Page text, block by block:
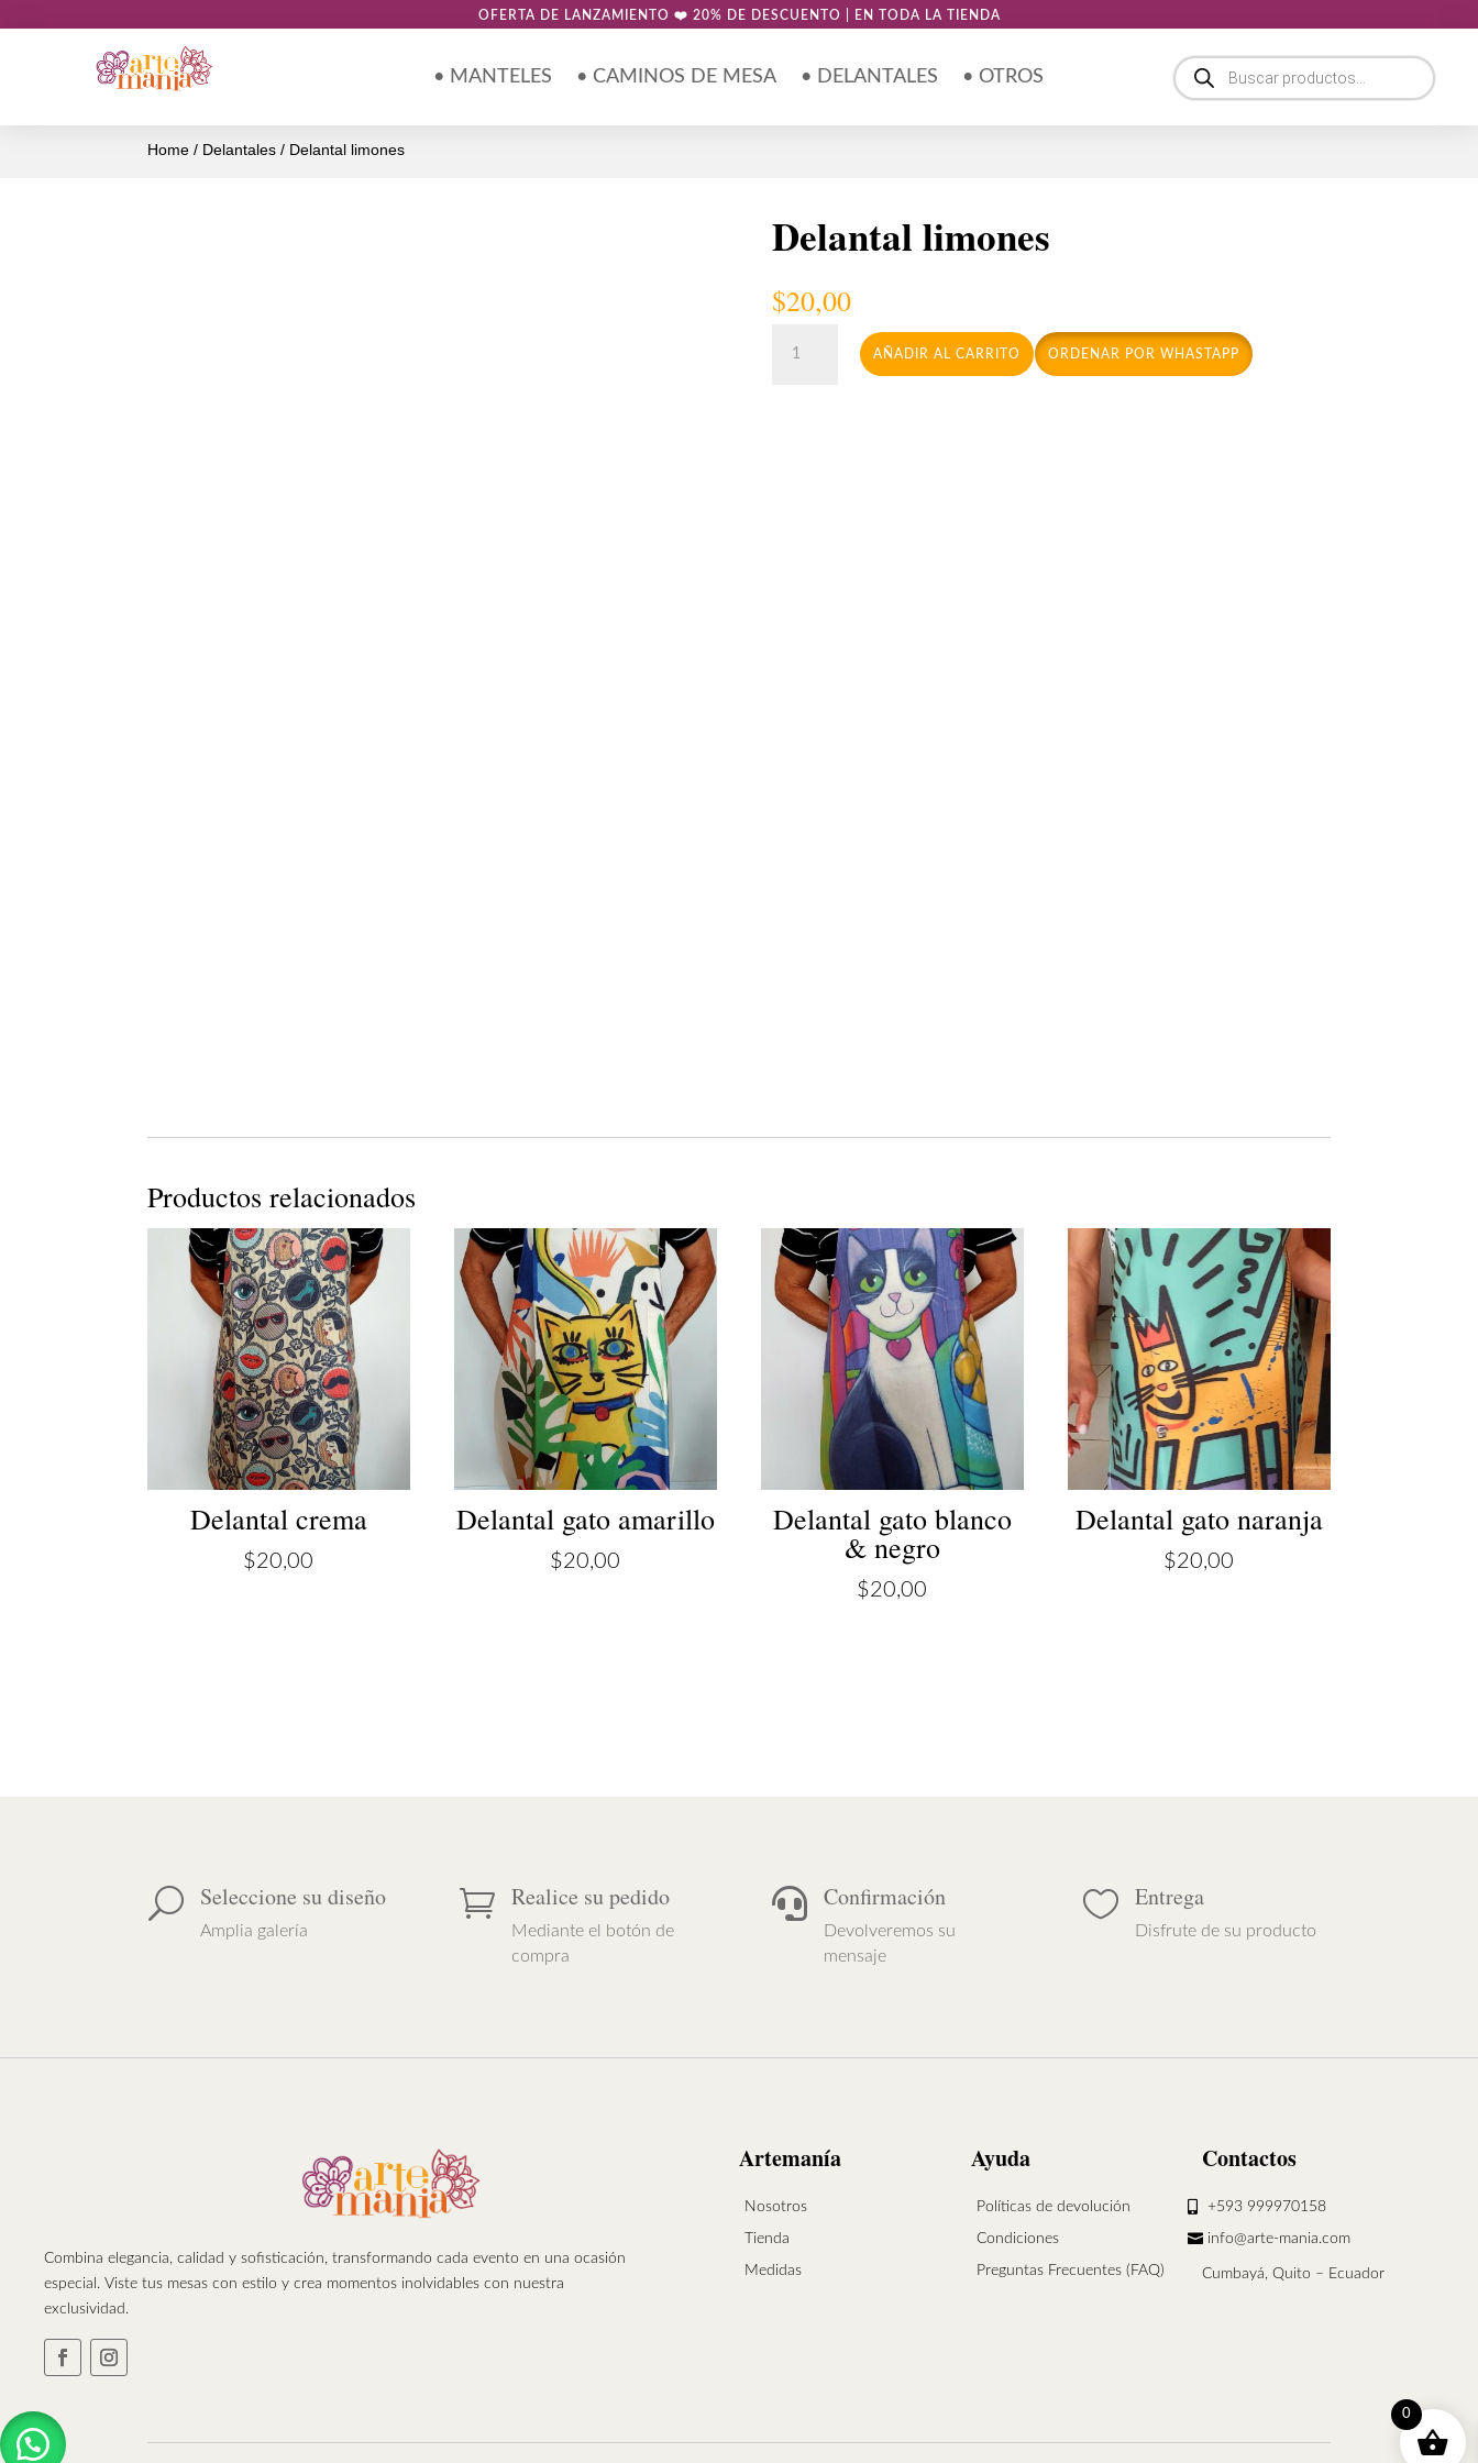
OFERTA DE LANZAMIENTO ❤️ 20% DE DESCUENTO | EN TODA LA TIENDA
• MANTELES • CAMINOS DE MESA • DELANTALES • OTROS
Búsqueda
productos
Home / Delantales / Delantal limones
Delantal limones
$20,00
limones
AÑADIR AL CARRITO ORDENAR POR WHASTAPP
Productos relacionados
Delantal crema
$20,00
Delantal gato amarillo
$20,00
Delantal gato blanco
& negro
$20,00
Delantal gato naranja
$20,00
U Seleccione su diseño
Amplia galería
 Realice su pedido
Mediante el botón de
compra
 Confirmación
Devolveremos su
mensaje
 Entrega
Disfrute de su producto
Combina elegancia, calidad y sofisticación, transformando cada evento en una ocasión
especial. Viste tus mesas con estilo y crea momentos inolvidables con nuestra
exclusividad.
Artemanía
Nosotros
Tienda
Medidas
Ayuda
Políticas de devolución
Condiciones
Preguntas Frecuentes (FAQ)
Contactos
+593 999970158
info@arte-mania.com
Cumbayá, Quito – Ecuador
0